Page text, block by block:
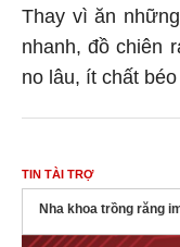
Thay vì ăn
nhanh, đồ chiên
no lâu, ít chất
TIN TÀI TRỢ
Nha khoa trồng răng